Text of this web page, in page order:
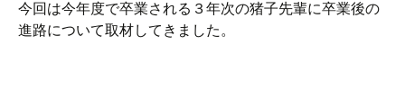
今回は今年度で卒業される３年次の猪子先輩に卒業後の
進路について取材してきました。